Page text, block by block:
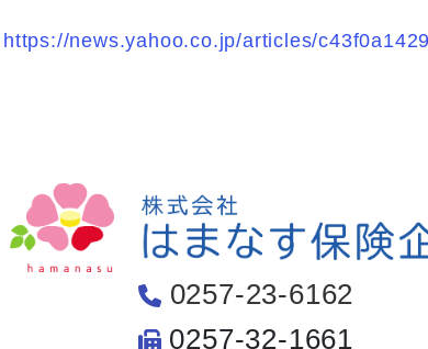
https://news.yahoo.co.jp/articles/
0257-23-6162
0257-32-1661